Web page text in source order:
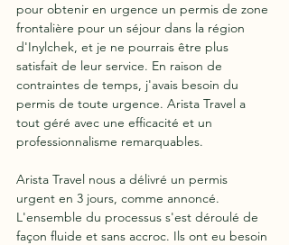
pour obtenir en urgence un permis de zone
frontalière pour un séjour dans la région
d'Inylchek, et je ne pourrais être plus
satisfait de leur service. En raison de
contraintes de temps, j'avais besoin du
permis de toute urgence. Arista Travel a
tout géré avec une efficacité et un
professionnalisme remarquables.
Arista Travel nous a délivré un permis
urgent en 3 jours, comme annoncé.
L'ensemble du processus s'est déroulé de
façon fluide et sans accroc. Ils ont eu besoin